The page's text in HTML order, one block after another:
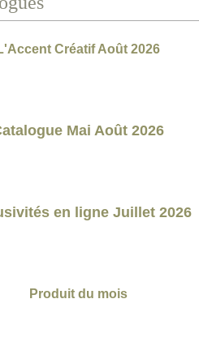
Créatif Août 2026
Mai Août 2026
en ligne Juillet 2026
Produit du mois